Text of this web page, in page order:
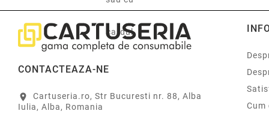
CONTACTEAZA-NE
location_on
Cartuseria.ro, Str Bucuresti nr. 88, Alba
Iulia, Alba, Romania
Cum